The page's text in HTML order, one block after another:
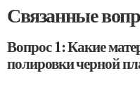
Связанные
Вопрос 1: Какие
полировки черной